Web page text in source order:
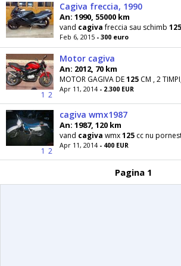
Cagiva freccia, 1990
An: 1990, 55000 km
vand cagivafreccia sau schimb 125
Feb 6, 2015 - 300 euro
1 2
Motor cagiva
An: 2012, 70 km
MOTOR GAGIVA DE125 CM , 2 TIMPI,
Apr 11, 2014 - 2.300 EUR
1 2
cagiva wmx1987
An: 1987, 120 km
vand cagiva wmx125 cc nu porneste
Apr 11, 2014 - 400 EUR
Pagina 1